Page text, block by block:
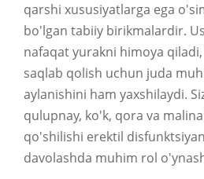
qarshi xususiyatlarga ega
bo'lgan tabiiy birikmalardir.
nafaqat yurakni himoya
saqlab qolish uchun juda
aylanishini ham yaxshilaydi.
qulupnay, ko'k, qora va
qo'shilishi erektil
davolashda muhim rol